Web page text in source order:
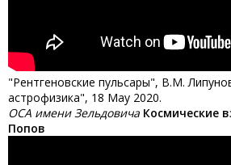
"Рентгеновские пульсары", В.М.
астрофизика", 18 May 2020.
ОСА имени Зельдовича Космические
Попов